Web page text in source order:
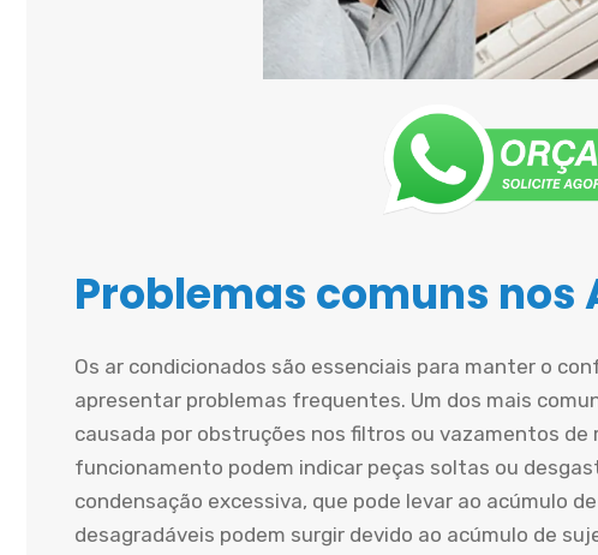
Problemas comuns nos
Os ar condicionados são essenciais para manter o
apresentar problemas frequentes. Um dos mais
causada por obstruções nos filtros ou vazamentos
funcionamento podem indicar peças soltas ou
condensação excessiva, que pode levar ao acúmulo
desagradáveis podem surgir devido ao acúmulo de